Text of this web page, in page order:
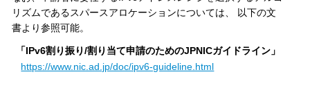
リズムであるスパースアロケーションについては、 以下の文
書より参照可能。
「IPv6割り振り/割り当て申請のためのJPNICガイドライン」
https://www.nic.ad.jp/doc/ipv6-guideline.html